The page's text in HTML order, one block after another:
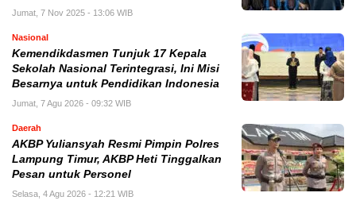
Jumat, 7 Nov 2025 - 13:06 WIB
Nasional
Kemendikdasmen Tunjuk 17 Kepala
Sekolah Nasional Terintegrasi, Ini Misi
Besarnya untuk Pendidikan Indonesia
Jumat, 7 Agu 2026 - 09:32 WIB
Daerah
AKBP Yuliansyah Resmi Pimpin Polres
Lampung Timur, AKBP Heti Tinggalkan
Pesan untuk Personel
Selasa, 4 Agu 2026 - 12:21 WIB